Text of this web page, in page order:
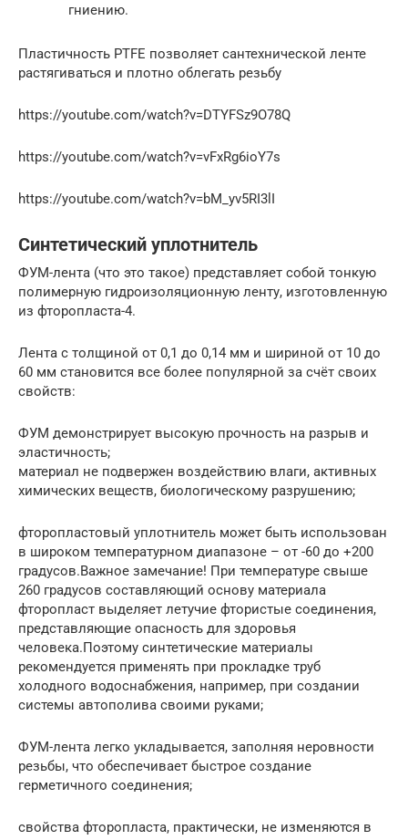
гниению.
Пластичность PTFE позволяет сантехнической ленте
растягиваться и плотно облегать резьбу
https://youtube.com/watch?v=DTYFSz9O78Q
https://youtube.com/watch?v=vFxRg6ioY7s
https://youtube.com/watch?v=bM_yv5RI3lI
Синтетический уплотнитель
ФУМ-лента (что это такое) представляет собой тонкую
полимерную гидроизоляционную ленту, изготовленную
из фторопласта-4.
Лента с толщиной от 0,1 до 0,14 мм и шириной от 10 до
60 мм становится все более популярной за счёт своих
свойств:
ФУМ демонстрирует высокую прочность на разрыв и
эластичность;
материал не подвержен воздействию влаги, активных
химических веществ, биологическому разрушению;
фторопластовый уплотнитель может быть использован
в широком температурном диапазоне – от -60 до +200
градусов.Важное замечание! При температуре свыше
260 градусов составляющий основу материала
фторопласт выделяет летучие фтористые соединения,
представляющие опасность для здоровья
человека.Поэтому синтетические материалы
рекомендуется применять при прокладке труб
холодного водоснабжения, например, при создании
системы автополива своими руками;
ФУМ-лента легко укладывается, заполняя неровности
резьбы, что обеспечивает быстрое создание
герметичного соединения;
свойства фторопласта, практически, не изменяются в